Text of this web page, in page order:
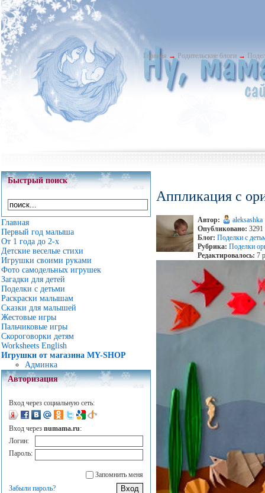
Главная → Родительские блоги →
Быстрый поиск
Главная
Первый год малыша
От 1 года до 2-х
Детские веселые стихи
Игрушки своими руками
Фото самодельных игрушек
Загадки для детей
Поделки с детьми
Раскраски малышам
Сказки для малышей
Жестовые игры
Пальчиковые игры
Скороговорки детям
Worksheets English
Игрушки от магазина MY-SHOP
Админка
Авторизация
Вход через социальную сеть:
Вход через numama.ru:
Логин:
Пароль:
Запомнить меня
Забыли пароль?
Аппликация с
Автор:
aleksashka
Опубликовано: 3291
Блог: Поделки с
Рубрика: Поделки
Редактировалось: 7